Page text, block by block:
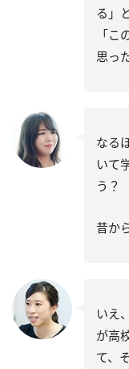
る」
「
思っ
なる
いて
う？
昔か
いえ
が高
て、